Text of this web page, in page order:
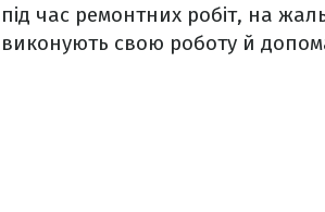
під час ремонтних робіт, на
виконують свою роботу й